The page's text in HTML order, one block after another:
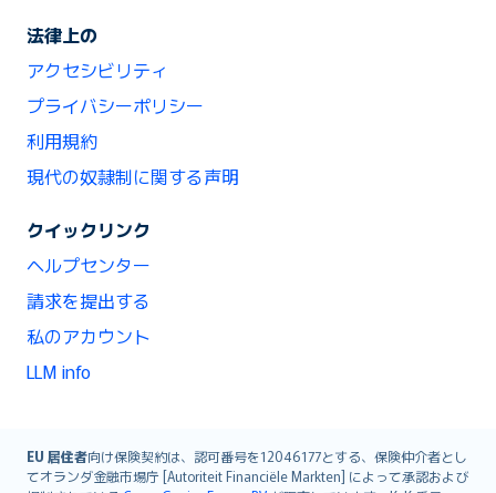
法律上の
アクセシビリティ
プライバシーポリシー
利用規約
現代の奴隷制に関する声明
クイックリンク
ヘルプセンター
請求を提出する
私のアカウント
LLM info
EU 居住者向け保険契約は、認可番号を12046177とする、保険仲介者とし
てオランダ金融市場庁 [Autoriteit Financiële Markten] によって承認および
English (UK)
English (US)